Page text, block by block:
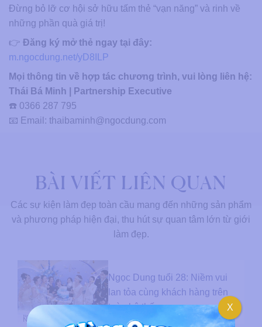
Đừng bỏ lỡ cơ hội sở hữu tấm thẻ “vạn năng” và rinh về
những phần quà giá trị!
👉 Đăng ký mở thẻ ngay tại đây:
m.ngocdung.net/yD8ILP
Mọi thông tin về hợp tác chương trình, vui lòng liên hệ:
Thái Bá Minh | Partnership Executive
☎️ 0366 287 795
📧 Email: thaibaminh@ngocdung.com
BÀI VIẾT LIÊN QUAN
Các sự kiện làm đẹp toàn cầu mang đến những sản phẩm
và phương pháp hiện đại, thu hút sự quan tâm lớn từ giới
làm đẹp.
Ngọc Dung tuổi 28: Niềm vui
lan tỏa cùng khách hàng trên
toàn hệ thống
X